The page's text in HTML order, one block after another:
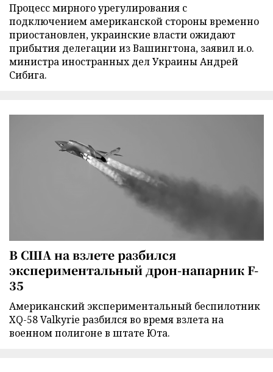
Процесс мирного урегулирования с
подключением американской стороны временно
приостановлен, украинские власти ожидают
прибытия делегации из Вашингтона, заявил и.о.
министра иностранных дел Украины Андрей
Сибига.
В США на взлете разбился
экспериментальный дрон-напарник F-
35
Американский экспериментальный беспилотник
XQ-58 Valkyrie разбился во время взлета на
военном полигоне в штате Юта.